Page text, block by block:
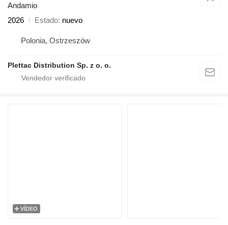
Andamio
2026
Estado nuevo
Polonia, Ostrzeszów
Plettac Distribution Sp. z o. o.
VÍDEO